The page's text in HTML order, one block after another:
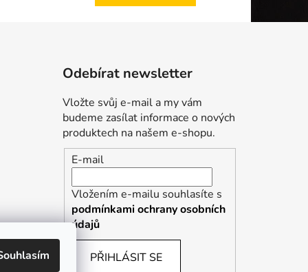
Odebírat newsletter
Vložte svůj e-mail a my vám
budeme zasílat informace o nových
produktech na našem e-shopu.
E-mail
Vložením e-mailu souhlasíte s
podmínkami ochrany osobních
údajů
PŘIHLÁSIT SE